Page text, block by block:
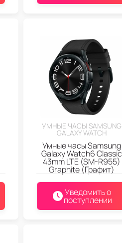
УМНЫЕ ЧАСЫ SAMSUNG
GALAXY WATCH
Умные часы Samsung
Galaxy Watch6 Classic
43mm LTE (SM-R955)
Graphite (Графит)
Уведомить о
поступлении